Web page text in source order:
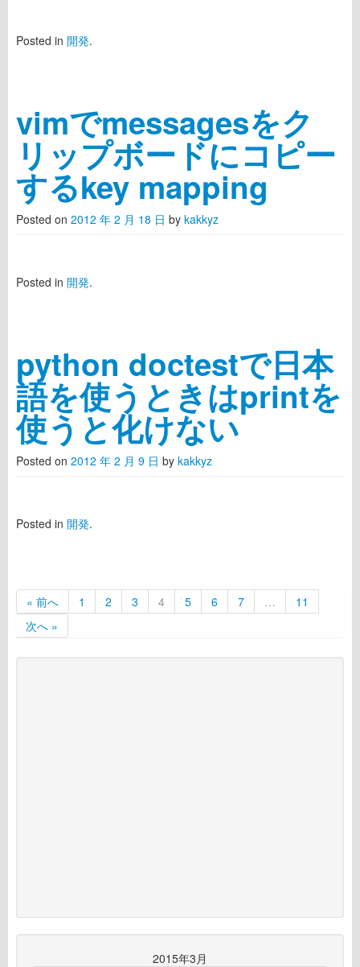
Posted in 開発.
vimでmessagesをク
リップボードにコピー
するkey mapping
Posted on 2012 年 2 月 18 日 by kakkyz
Posted in 開発.
python doctestで日本
語を使うときはprintを
使うと化けない
Posted on 2012 年 2 月 9 日 by kakkyz
Posted in 開発.
« 前へ 1 2 3 4 5 6 7 …
11
次へ »
2015年3月